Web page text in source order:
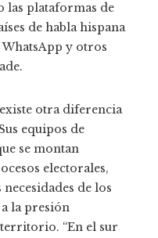
las plataformas de
de habla hispana
y otros
otra diferencia
equipos de
se montan
electorales,
de los
la presión
territorio. “En el sur